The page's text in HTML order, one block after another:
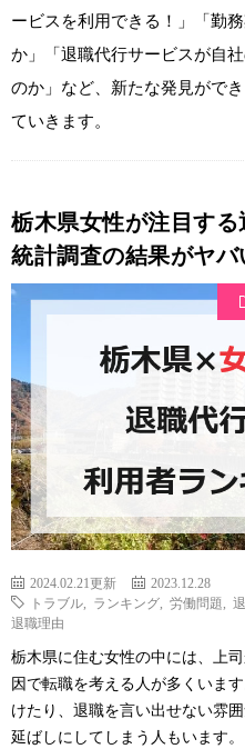
ービスを利用できる！」「勤
か」「退職代行サービスが自
のか」など、新たな発見がで
ていきます。
栃木県女性が注目す
統計調査の結果がヤバ
2024.02.21更新
2023.12.28
トラブル
ランキング 労働問題
退職理由
栃木県に住む女性の中には、上
因で転職を考える人が多くいま
けたり、退職を言い出せない雰
延ばしにしてしまう人もいます